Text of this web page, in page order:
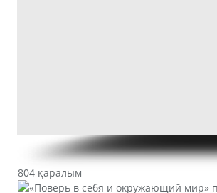
804 қаралым